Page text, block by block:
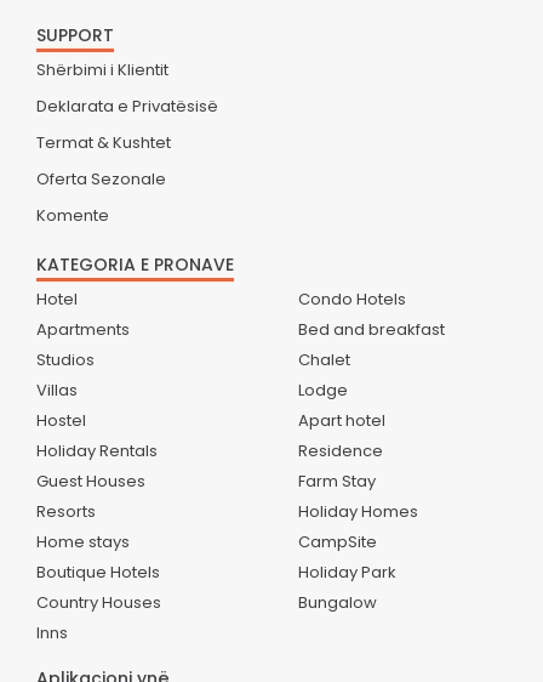
SUPPORT
Shërbimi i Klientit
Deklarata e Privatësisë
Termat & Kushtet
Oferta Sezonale
Komente
KATEGORIA E PRONAVE
Hotel
Apartments
Studios
Villas
Hostel
Holiday Rentals
Guest Houses
Resorts
Home stays
Boutique Hotels
Country Houses
Inns
Condo Hotels
Bed and breakfast
Chalet
Lodge
Apart hotel
Residence
Farm Stay
Holiday Homes
CampSite
Holiday Park
Bungalow